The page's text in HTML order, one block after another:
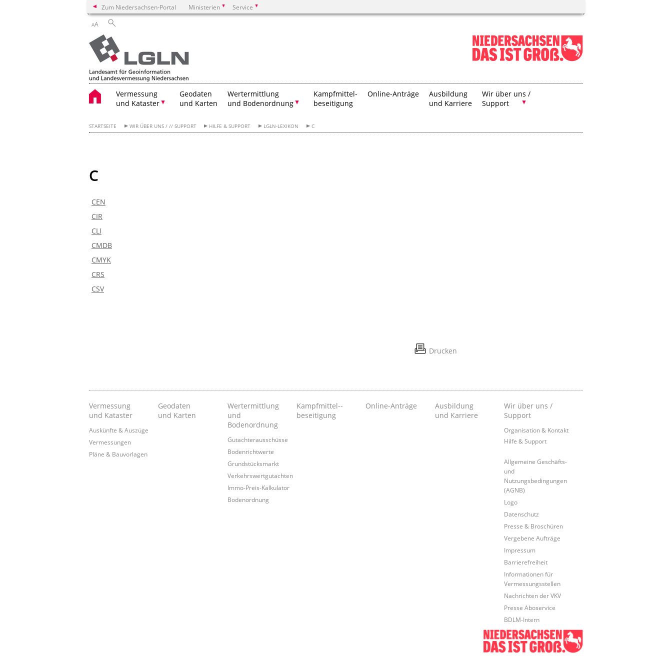
Zum Niedersachsen-Portal Ministerien Service
AA
Vermessung
und Kataster
Geodaten
und Karten
Wertermittlung
und Bodenordnung
Kampfmittel-
beseitigung
Online-Anträge
Ausbildung
und Karriere
Wir über uns /
Support
STARTSEITE WIR ÜBER UNS / // SUPPORT HILFE & SUPPORT LGLN-LEXIKON C
C
CEN
CIR
CLI
CMDB
CMYK
CRS
CSV
Drucken
Vermessung
und Kataster
Auskünfte & Auszüge
Vermessungen
Pläne & Bauvorlagen
Geodaten
und Karten
Wertermittlung
und
Bodenordnung
Gutachterausschüsse
Bodenrichtwerte
Grundstücksmarkt
Verkehrswertgutachten
Immo-Preis-Kalkulator
Bodenordnung
Kampfmittel-­
beseitigung
Online-Anträge
Ausbildung
und Karriere
Wir über uns /
Support
Organisation & Kontakt
Hilfe & Support
Allgemeine Geschäfts-
und
Nutzungsbedingungen
(AGNB)
Logo
Datenschutz
Presse & Broschüren
Vergebene Aufträge
Impressum
Barrierefreiheit
Informationen für
Vermessungsstellen
Nachrichten der VKV
Presse Aboservice
BDLM-Intern